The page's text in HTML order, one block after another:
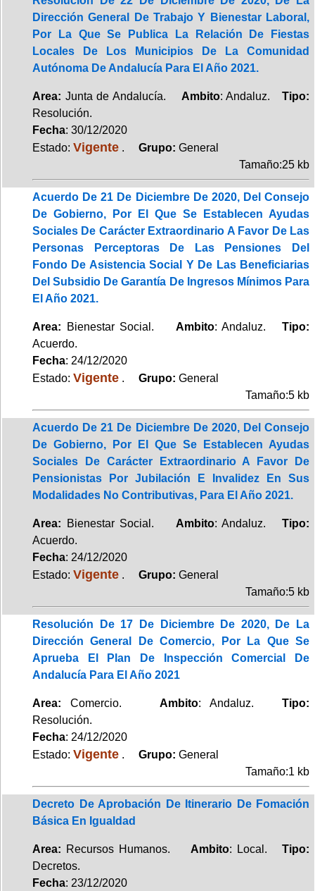
Dirección General De Trabajo Y Bienestar Laboral,
Por La Que Se Publica La Relación De Fiestas
Locales De Los Municipios De La Comunidad
Autónoma De Andalucía Para El Año 2021.
Area: Junta de Andalucía. Ambito: Andaluz.Tipo:
Resolución.
Fecha: 30/12/2020
Estado: Vigente . Grupo: General
Tamaño:25 kb
Acuerdo De 21 De Diciembre De 2020, Del Consejo
De Gobierno, Por El Que Se Establecen Ayudas
Sociales De Carácter Extraordinario A Favor De Las
Personas Perceptoras De Las Pensiones Del
Fondo De Asistencia Social Y De Las Beneficiarias
Del Subsidio De Garantía De Ingresos Mínimos Para
El Año 2021.
Area: Bienestar Social. Ambito: Andaluz.Tipo:
Acuerdo.
Fecha: 24/12/2020
Estado: Vigente . Grupo: General
Tamaño:5 kb
Acuerdo De 21 De Diciembre De 2020, Del Consejo
De Gobierno, Por El Que Se Establecen Ayudas
Sociales De Carácter Extraordinario A Favor De
Pensionistas Por Jubilación E Invalidez En Sus
Modalidades No Contributivas, Para El Año 2021.
Area: Bienestar Social. Ambito: Andaluz.Tipo:
Acuerdo.
Fecha: 24/12/2020
Estado: Vigente . Grupo: General
Tamaño:5 kb
Resolución De 17 De Diciembre De 2020, De La
Dirección General De Comercio, Por La Que Se
Aprueba El Plan De Inspección Comercial De
Andalucía Para El Año 2021
Area: Comercio. Ambito: Andaluz.Tipo:
Resolución.
Fecha: 24/12/2020
Estado: Vigente . Grupo: General
Tamaño:1 kb
Decreto De Aprobación De Itinerario De Fomación
Básica En Igualdad
Area: Recursos Humanos. Ambito: Local.Tipo:
Decretos.
Fecha: 23/12/2020